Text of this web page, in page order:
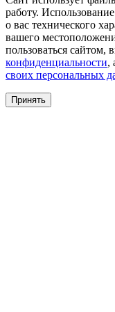
работу.
о вас технического
вашего
пользоваться сайтом,
конфиденциальности,
своих персональных
Принять